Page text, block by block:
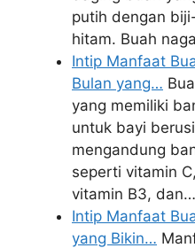
putih dengan
hitam. Buah
Intip Manfaat
Bulan yang…
yang memiliki
untuk bayi
mengandung
seperti vitamin
vitamin B3, dan…
Intip Manfaat
yang Bikin…